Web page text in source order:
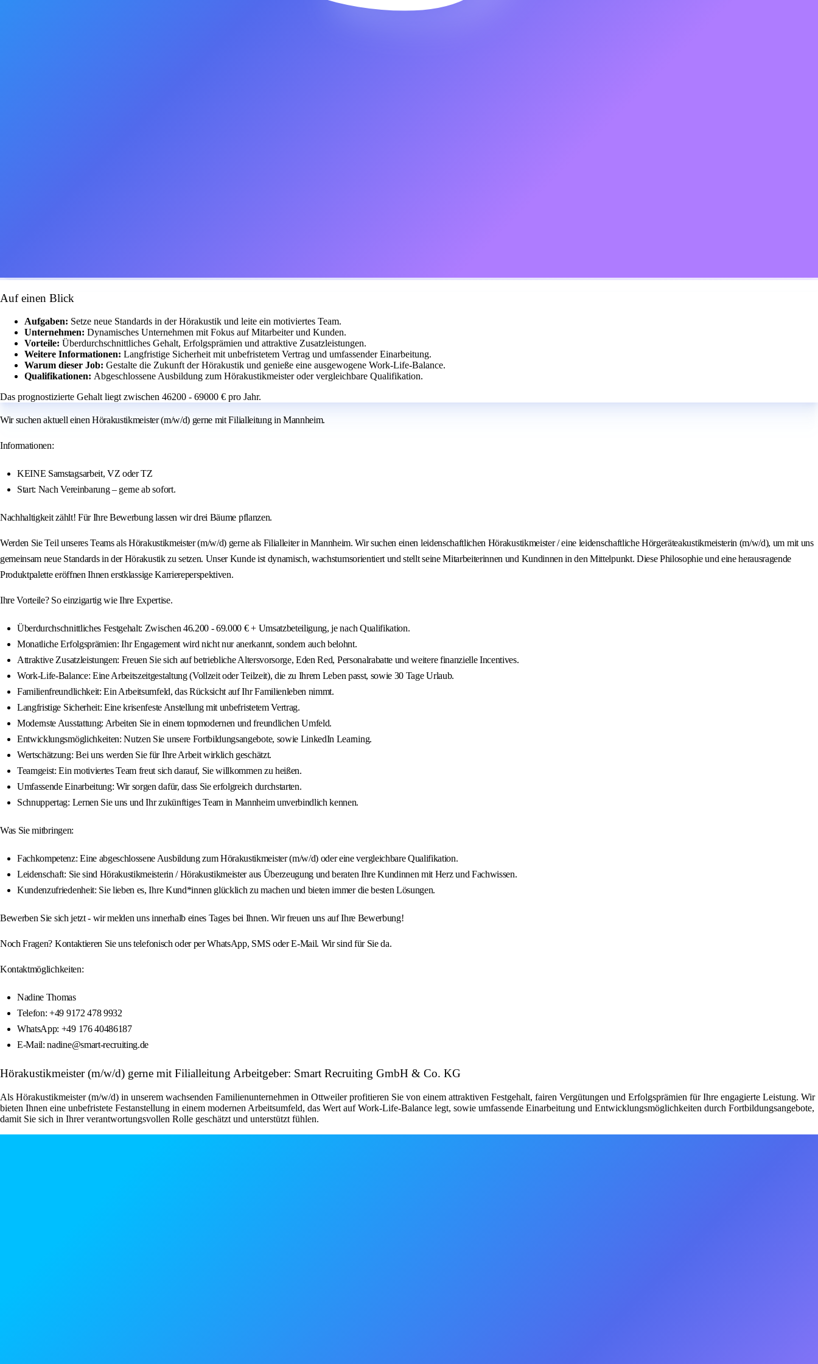
Auf einen Blick
Aufgaben: Setze neue Standards in der Hörakustik und leite ein motiviertes Team.
Unternehmen: Dynamisches Unternehmen mit Fokus auf Mitarbeiter und Kunden.
Vorteile: Überdurchschnittliches Gehalt, Erfolgsprämien und attraktive Zusatzleistungen.
Weitere Informationen: Langfristige Sicherheit mit unbefristetem Vertrag und umfassender Einarbeitung.
Warum dieser Job: Gestalte die Zukunft der Hörakustik und genieße eine ausgewogene Work-Life-Balance.
Qualifikationen: Abgeschlossene Ausbildung zum Hörakustikmeister oder vergleichbare Qualifikation.
Das prognostizierte Gehalt liegt zwischen 46200 - 69000 € pro Jahr.
Wir suchen aktuell einen Hörakustikmeister (m/w/d) gerne mit Filialleitung in Mannheim.
Informationen:
KEINE Samstagsarbeit, VZ oder TZ
Start: Nach Vereinbarung – gerne ab sofort.
Nachhaltigkeit zählt! Für Ihre Bewerbung lassen wir drei Bäume pflanzen.
Werden Sie Teil unseres Teams als Hörakustikmeister (m/w/d) gerne als Filialleiter in Mannheim. Wir suchen einen leidenschaftlichen Hörakustikmeister / eine leidenschaftliche Hörgeräteakustikmeisterin (m/w/d), um mit uns
gemeinsam neue Standards in der Hörakustik zu setzen. Unser Kunde ist dynamisch, wachstumsorientiert und stellt seine Mitarbeiterinnen und Kundinnen in den Mittelpunkt. Diese Philosophie und eine herausragende
Produktpalette eröffnen Ihnen erstklassige Karriereperspektiven.
Ihre Vorteile? So einzigartig wie Ihre Expertise.
Überdurchschnittliches Festgehalt: Zwischen 46.200 - 69.000 € + Umsatzbeteiligung, je nach Qualifikation.
Monatliche Erfolgsprämien: Ihr Engagement wird nicht nur anerkannt, sondern auch belohnt.
Attraktive Zusatzleistungen: Freuen Sie sich auf betriebliche Altersvorsorge, Eden Red, Personalrabatte und weitere finanzielle Incentives.
Work-Life-Balance: Eine Arbeitszeitgestaltung (Vollzeit oder Teilzeit), die zu Ihrem Leben passt, sowie 30 Tage Urlaub.
Familienfreundlichkeit: Ein Arbeitsumfeld, das Rücksicht auf Ihr Familienleben nimmt.
Langfristige Sicherheit: Eine krisenfeste Anstellung mit unbefristetem Vertrag.
Modernste Ausstattung: Arbeiten Sie in einem topmodernen und freundlichen Umfeld.
Entwicklungsmöglichkeiten: Nutzen Sie unsere Fortbildungsangebote, sowie LinkedIn Learning.
Wertschätzung: Bei uns werden Sie für Ihre Arbeit wirklich geschätzt.
Teamgeist: Ein motiviertes Team freut sich darauf, Sie willkommen zu heißen.
Umfassende Einarbeitung: Wir sorgen dafür, dass Sie erfolgreich durchstarten.
Schnuppertag: Lernen Sie uns und Ihr zukünftiges Team in Mannheim unverbindlich kennen.
Was Sie mitbringen:
Fachkompetenz: Eine abgeschlossene Ausbildung zum Hörakustikmeister (m/w/d) oder eine vergleichbare Qualifikation.
Leidenschaft: Sie sind Hörakustikmeisterin / Hörakustikmeister aus Überzeugung und beraten Ihre Kundinnen mit Herz und Fachwissen.
Kundenzufriedenheit: Sie lieben es, Ihre Kund*innen glücklich zu machen und bieten immer die besten Lösungen.
Bewerben Sie sich jetzt - wir melden uns innerhalb eines Tages bei Ihnen. Wir freuen uns auf Ihre Bewerbung!
Noch Fragen? Kontaktieren Sie uns telefonisch oder per WhatsApp, SMS oder E-Mail. Wir sind für Sie da.
Kontaktmöglichkeiten:
Nadine Thomas
Telefon: +49 9172 478 9932
WhatsApp: +49 176 40486187
E-Mail: nadine@smart-recruiting.de
Hörakustikmeister (m/w/d) gerne mit Filialleitung Arbeitgeber: Smart Recruiting GmbH & Co. KG
Als Hörakustikmeister (m/w/d) in unserem wachsenden Familienunternehmen in Ottweiler profitieren Sie von einem attraktiven Festgehalt, fairen Vergütungen und Erfolgsprämien für Ihre engagierte Leistung. Wir
bieten Ihnen eine unbefristete Festanstellung in einem modernen Arbeitsumfeld, das Wert auf Work-Life-Balance legt, sowie umfassende Einarbeitung und Entwicklungsmöglichkeiten durch Fortbildungsangebote,
damit Sie sich in Ihrer verantwortungsvollen Rolle geschätzt und unterstützt fühlen.